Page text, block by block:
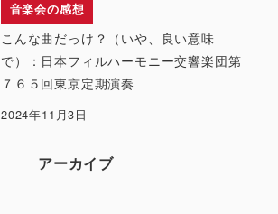
音楽会の感想
こんな曲だっけ？（いや、良い意味
で）：日本フィルハーモニー交響楽団第
７６５回東京定期演奏
2024年11月3日
アーカイブ